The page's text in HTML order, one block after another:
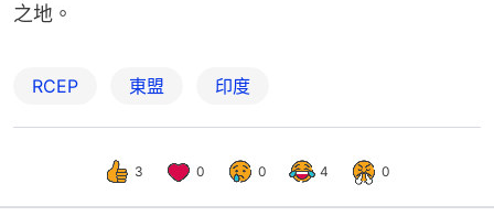
之地。
RCEP 東盟 印度
3 0 0 4 0